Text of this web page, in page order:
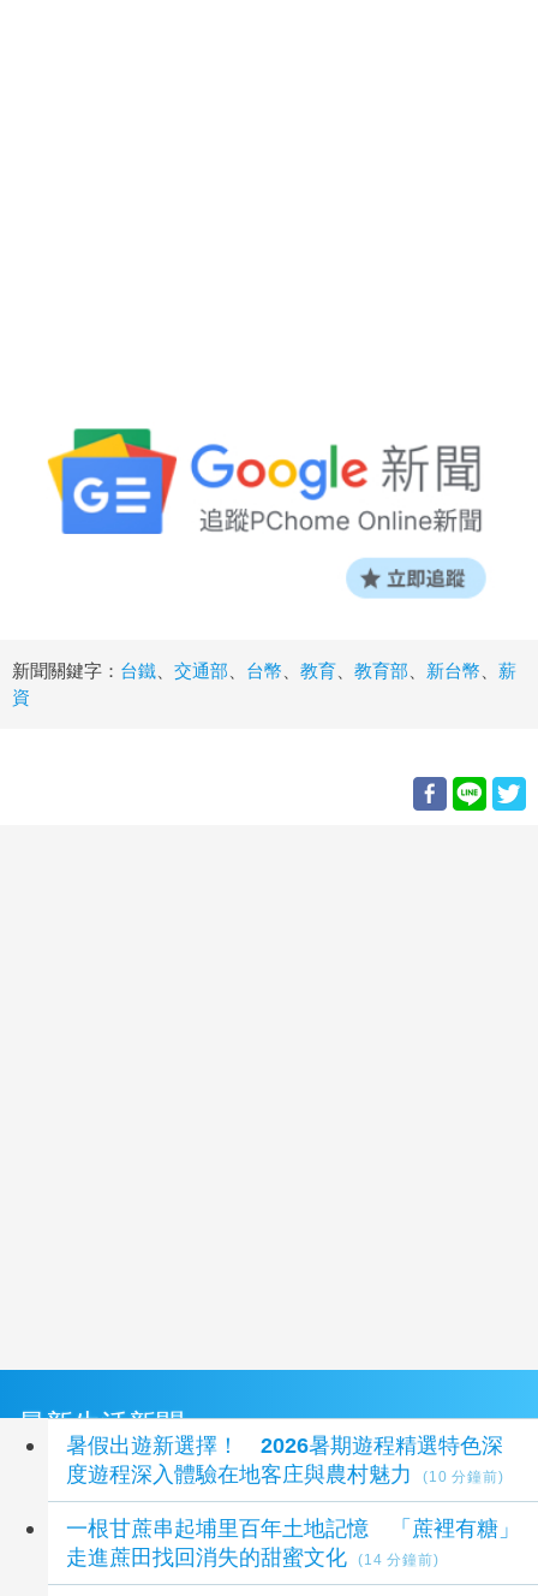
新聞關鍵字： 台鐵 交通部 台幣 教育 教育部 新台幣
薪
資
最新生活新聞
暑假出遊新選擇！ 2026暑期遊程精選特色深
度遊程深入體驗在地客庄與農村魅力
(10 分鐘前)
一根甘蔗串起埔里百年土地記憶 「蔗裡有糖」
走進蔗田找回消失的甜蜜文化
(14 分鐘前)